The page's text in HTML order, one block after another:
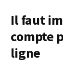
Il faut
compte
ligne